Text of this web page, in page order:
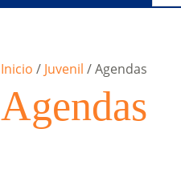
Inicio / Juvenil / Agendas
Agendas